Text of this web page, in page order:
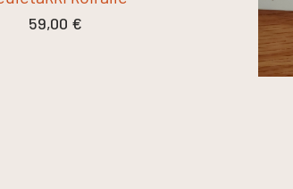
59,00 €